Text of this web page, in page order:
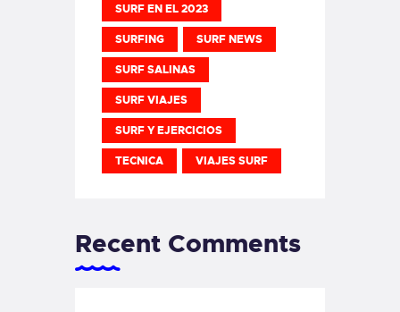
SURF EN EL 2023
SURFING SURF NEWS
SURF SALINAS
SURF VIAJES
SURF Y EJERCICIOS
TECNICA VIAJES SURF
Recent Comments